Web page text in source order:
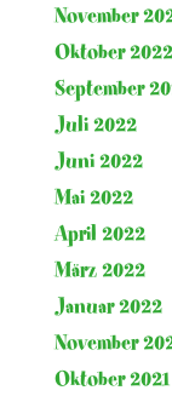
November
Oktober 2022
September
Juli 2022
Juni 2022
Mai 2022
April 2022
März 2022
Januar 2022
November
Oktober 2021